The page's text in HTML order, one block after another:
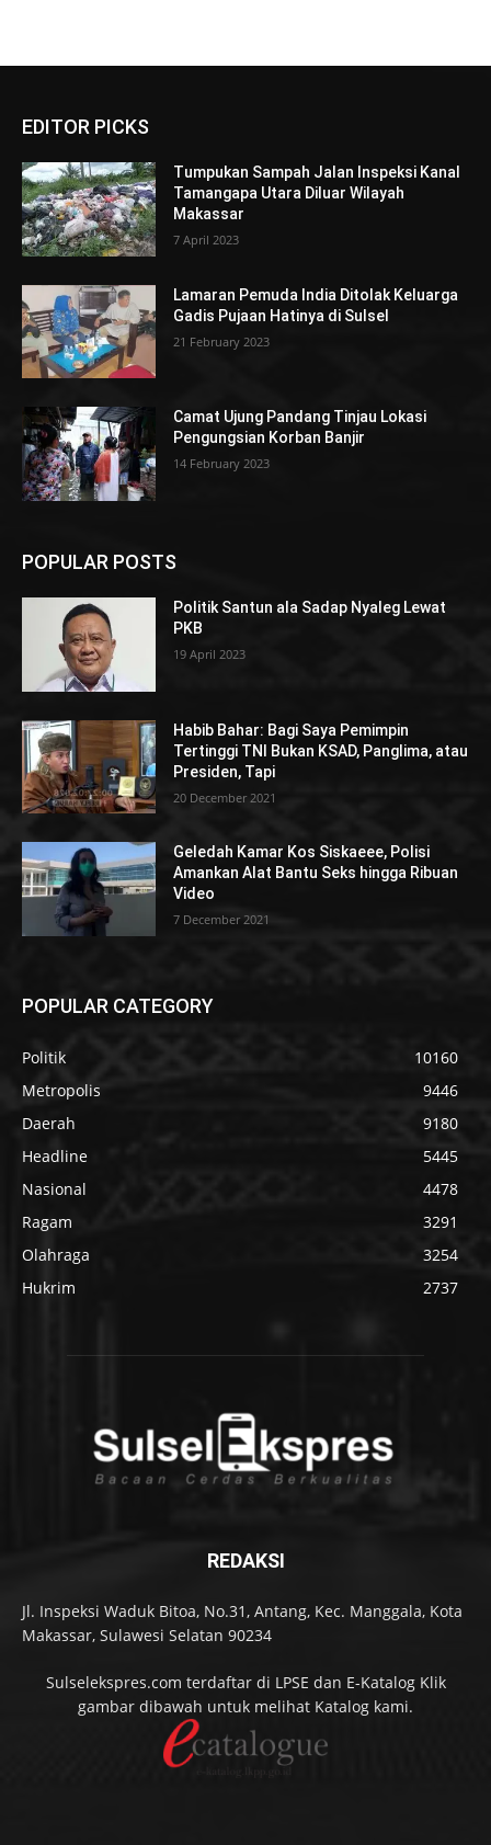
EDITOR PICKS
Tumpukan Sampah Jalan Inspeksi Kanal
Tamangapa Utara Diluar Wilayah
Makassar
7 April 2023
Lamaran Pemuda India Ditolak Keluarga
Gadis Pujaan Hatinya di Sulsel
21 February 2023
Camat Ujung Pandang Tinjau Lokasi
Pengungsian Korban Banjir
14 February 2023
POPULAR POSTS
Politik Santun ala Sadap Nyaleg Lewat
PKB
19 April 2023
Habib Bahar: Bagi Saya Pemimpin
Tertinggi TNI Bukan KSAD, Panglima, atau
Presiden, Tapi
20 December 2021
Geledah Kamar Kos Siskaeee, Polisi
Amankan Alat Bantu Seks hingga Ribuan
Video
7 December 2021
POPULAR CATEGORY
Politik
10160
Metropolis
9446
Daerah
9180
Headline
5445
Nasional
4478
Ragam
3291
Olahraga
3254
Hukrim
2737
REDAKSI
Jl. Inspeksi Waduk Bitoa, No.31, Antang, Kec. Manggala, Kota
Makassar, Sulawesi Selatan 90234
Sulselekspres.com terdaftar di LPSE dan E-Katalog Klik
gambar dibawah untuk melihat Katalog kami.